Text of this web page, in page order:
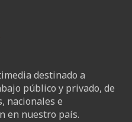
destinado a
público y privado, de
nacionales e
en nuestro país.